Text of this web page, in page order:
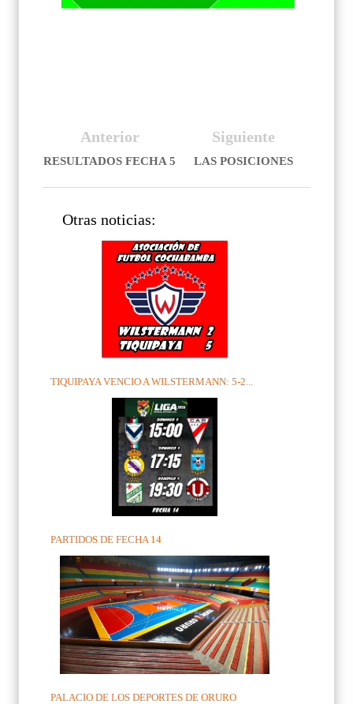
Siguiente
LAS POSICIONES
Anterior
RESULTADOS FECHA 5
Otras noticias:
TIQUIPAYA VENCIO A WILSTERMANN: 5-2...
PARTIDOS DE FECHA 14
PALACIO DE LOS DEPORTES DE ORURO